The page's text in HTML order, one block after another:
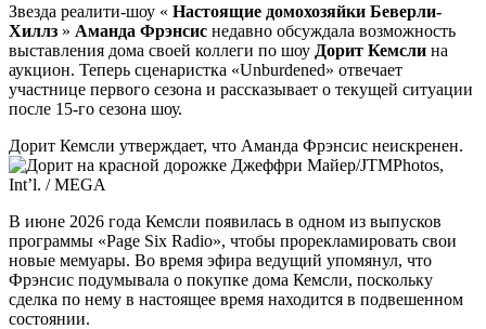
Звезда реалити-шоу « Настоящие домохозяйки Беверли-
Хиллз » Аманда Фрэнсис недавно обсуждала возможность
выставления дома своей коллеги по шоу Дорит Кемсли на
аукцион. Теперь сценаристка «Unburdened» отвечает
участнице первого сезона и рассказывает о текущей ситуации
после 15-го сезона шоу.
Дорит Кемсли утверждает, что Аманда Фрэнсис неискренен.
Джеффри Майер/JTMPhotos,
Int’l. / MEGA
В июне 2026 года Кемсли появилась в одном из выпусков
программы «Page Six Radio», чтобы прорекламировать свои
новые мемуары. Во время эфира ведущий упомянул, что
Фрэнсис подумывала о покупке дома Кемсли, поскольку
сделка по нему в настоящее время находится в подвешенном
состоянии.